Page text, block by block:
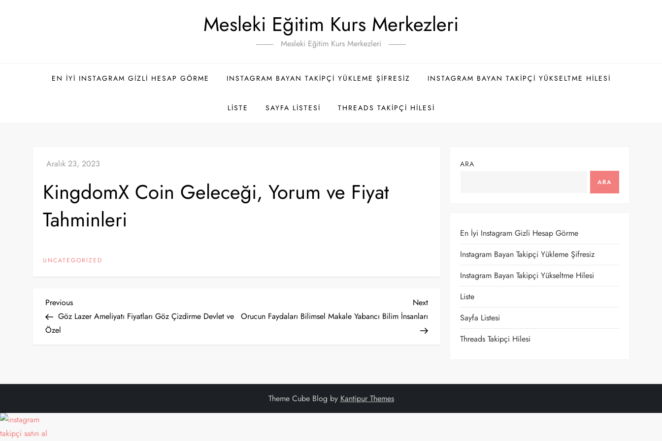
Mesleki Eğitim Kurs Merkezleri
Mesleki Eğitim Kurs Merkezleri
EN İYI INSTAGRAM GIZLI HESAP GÖRME INSTAGRAM BAYAN TAKIPÇI YÜKLEME ŞIFRESIZ INSTAGRAM BAYAN TAKIPÇI YÜKSELTME HILESI
LISTE SAYFA LISTESI THREADS TAKIPÇI HILESI
KingdomX Coin Geleceği, Yorum ve Fiyat
Tahminleri
UNCATEGORIZED
Y
a
Previous
Post
Previous
Göz Lazer Ameliyatı Fiyatları Göz Çizdirme Devlet ve
Özel
Next
Post
Next
Orucun Faydaları Bilimsel Makale Yabancı Bilim İnsanları
ARA
ARA
En İyi Instagram Gizli Hesap Görme
Instagram Bayan Takipçi Yükleme Şifresiz
Instagram Bayan Takipçi Yükseltme Hilesi
Liste
Sayfa Listesi
Threads Takipçi Hilesi
Theme Cube Blog by Kantipur Themes